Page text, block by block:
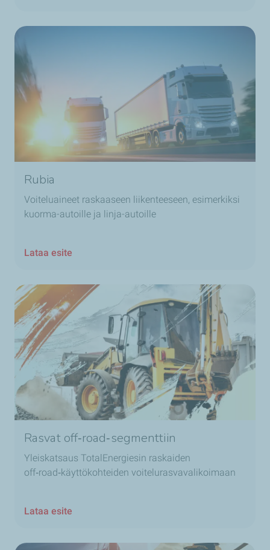
Rubia
Voiteluaineet raskaaseen liikenteeseen, esimerkiksi
kuorma-autoille ja linja-autoille
Lataa esite
Rasvat off‑road‑segmenttiin
Yleiskatsaus TotalEnergiesin raskaiden
off‑road‑käyttökohteiden voitelurasvavalikoimaan
Lataa esite